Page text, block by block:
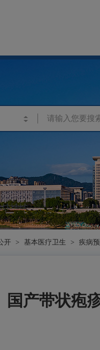
开 > 基本医疗卫生 > 疾病
国产带状疱